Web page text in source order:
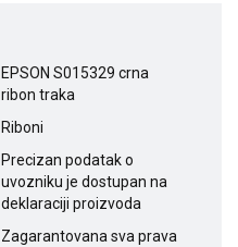
EPSON S015329 crna
ribon traka
Riboni
Precizan podatak o
uvozniku je dostupan na
deklaraciji proizvoda
Zagarantovana sva prava